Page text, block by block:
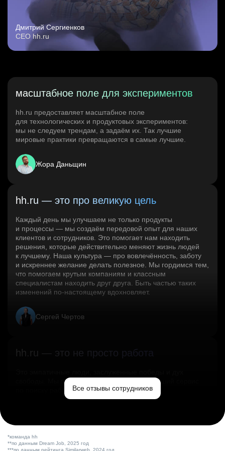
Дмитрий Сергиенков
CEO hh.ru
масштабное поле для экспериментов
hh.ru предоставляет масштабное поле
для технологических и продуктовых экспериментов:
мы не следуем трендам, а задаём их. Так лучшие
мировые практики превращаются в самые лучшие.
Жора Даньщин
hh.ru — это про великую цель
Каждый день мы улучшаем не только продукты
и процессы — мы создаём передовой опыт для наших
клиентов и сотрудников. Это помогает нам находить
решения, которые действительно меняют жизнь людей
к лучшему. Наша культура — про вовлечённость, заботу
и искреннее желание делать полезное. Мы гордимся тем,
что помогаем крутым компаниям и классным
специалистам находить друг друга. Быть частью таких
изменений по‑настоящему вдохновляет.
Сергей Чертов
hh.ru — это не просто работа
свободы. Мы помогаем миру и создаём лучший сервис
по поиску работы в стране.Все отзывы сотрудников
*команда hh
**по данным Dream Job, 2025 год
***по данным рейтинга Similarweb, 2024 год